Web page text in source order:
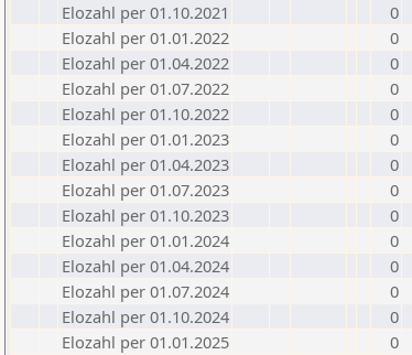
Elozahl per 01.10.2021
0
Elozahl per 01.01.2022
0
Elozahl per 01.04.2022
0
Elozahl per 01.07.2022
0
Elozahl per 01.10.2022
0
Elozahl per 01.01.2023
0
Elozahl per 01.04.2023
0
Elozahl per 01.07.2023
0
Elozahl per 01.10.2023
0
Elozahl per 01.01.2024
0
Elozahl per 01.04.2024
0
Elozahl per 01.07.2024
0
Elozahl per 01.10.2024
0
Elozahl per 01.01.2025
0